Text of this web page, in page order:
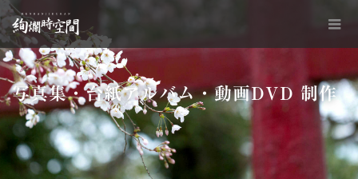
写真集・台紙アルバム・動画DVD 制作